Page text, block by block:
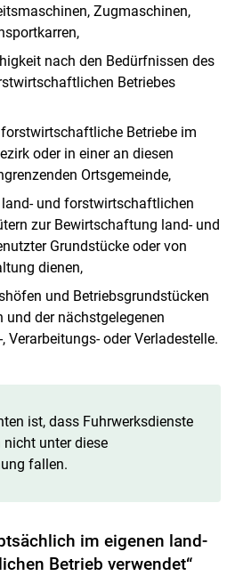
main content
Zugmaschinen,
nach den Bedürfnissen des
Betriebes
Betriebe im
oder in einer an diesen
Ortsgemeinde,
und forstwirtschaftlichen
zur Bewirtschaftung land- und
Grundstücke oder von
dienen,
und Betriebsgrundstücken
und der nächstgelegenen
Verarbeitungs- oder Verladestelle.
ist, dass Fuhrwerksdienste
unter diese
fallen.
im eigenen land-
Betrieb verwendet“